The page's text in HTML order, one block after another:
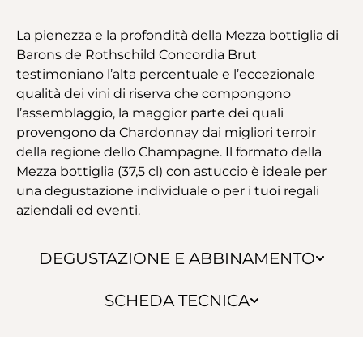
DEGUSTAZIONE E ABBINAMENTO
SCHEDA TECNICA
La pienezza e la profondità della Mezza bottiglia di
Barons de Rothschild Concordia Brut
testimoniano l’alta percentuale e l’eccezionale
qualità dei vini di riserva che compongono
l’assemblaggio, la maggior parte dei quali
provengono da Chardonnay dai migliori terroir
della regione dello Champagne. Il formato della
Mezza bottiglia (37,5 cl) con astuccio è ideale per
una degustazione individuale o per i tuoi regali
aziendali ed eventi.